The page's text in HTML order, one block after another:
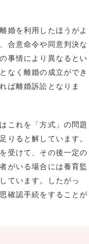
婚を利用したほうがよ
合意命令や同意判決な
事情により異なるとい
なく離婚の成立ができ
ば離婚訴訟となりま
これを「方式」の問題
りると解しています。
受けて、その後一定の
がいる場合には養育監
ています。したがっ
確認手続をすることが